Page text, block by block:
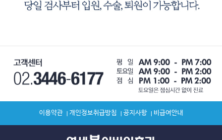
이용약관 개인정보취급방침 공지사항 비급여안내